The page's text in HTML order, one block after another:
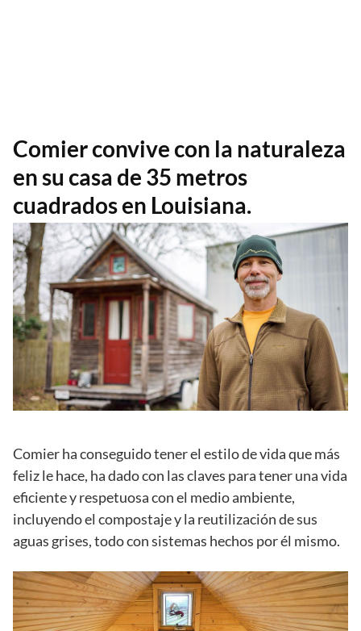
Comier convive con la naturaleza
en su casa de 35 metros
cuadrados en Louisiana.
Comier ha conseguido tener el estilo de vida que más
feliz le hace, ha dado con las claves para tener una vida
eficiente y respetuosa con el medio ambiente,
incluyendo el compostaje y la reutilización de sus
aguas grises, todo con sistemas hechos por él mismo.